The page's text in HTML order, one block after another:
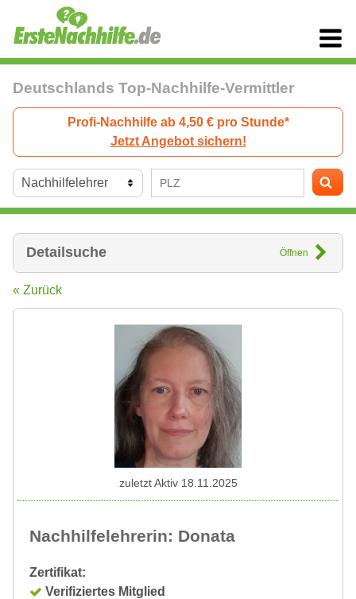
Deutschlands Top-Nachhilfe-Vermittler
Profi-Nachhilfe ab 4,50 € pro Stunde*
Jetzt Angebot sichern!
Detailsuche Öffnen
« Zurück
Nachhilfelehrerin: Donata
Zertifikat:
Verifiziertes Mitglied
zuletzt Aktiv 18.11.2025